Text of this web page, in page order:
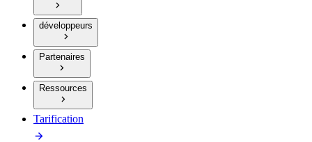
développeurs
Partenaires
Ressources
Tarification